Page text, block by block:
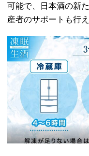
可能で、日本酒の新
産者のサポートも行え